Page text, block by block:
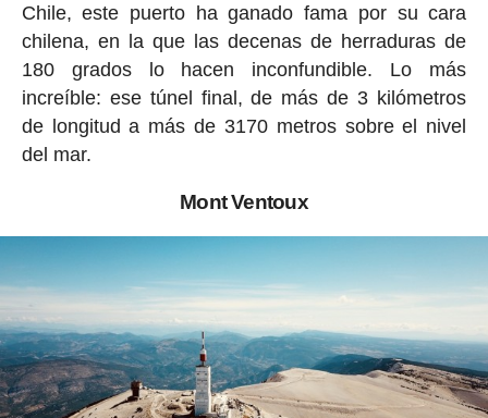
Chile, este puerto ha ganado fama por su cara
chilena, en la que las decenas de herraduras de
180 grados lo hacen inconfundible. Lo más
increíble: ese túnel final, de más de 3 kilómetros
de longitud a más de 3170 metros sobre el nivel
del mar.
Mont Ventoux